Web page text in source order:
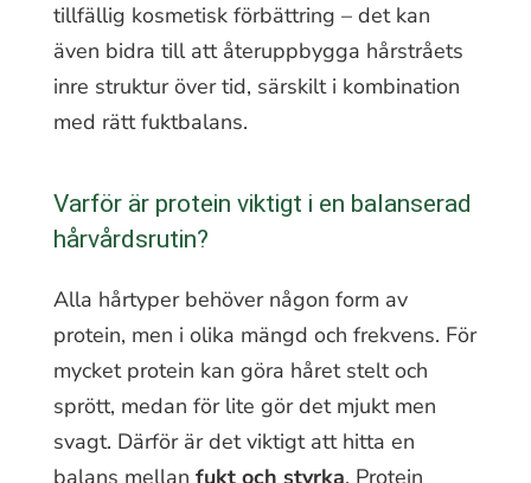
tillfällig kosmetisk förbättring – det kan
även bidra till att återuppbygga hårstråets
inre struktur över tid, särskilt i kombination
med rätt fuktbalans.
Varför är protein viktigt i en balanserad
hårvårdsrutin?
Alla hårtyper behöver någon form av
protein, men i olika mängd och frekvens. För
mycket protein kan göra håret stelt och
sprött, medan för lite gör det mjukt men
svagt. Därför är det viktigt att hitta en
balans mellan fukt och styrka. Protein